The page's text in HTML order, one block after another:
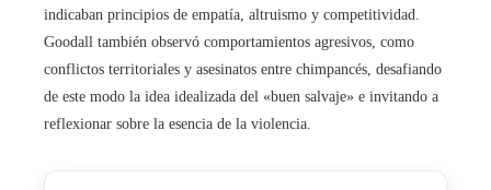
indicaban principios de empatía, altruismo y competitividad.
Goodall también observó comportamientos agresivos, como
conflictos territoriales y asesinatos entre chimpancés, desafiando
de este modo la idea idealizada del «buen salvaje» e invitando a
reflexionar sobre la esencia de la violencia.